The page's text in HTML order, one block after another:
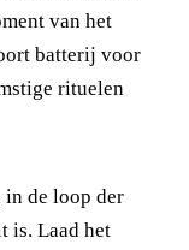
van het
batterij voor
rituelen
de loop der
is. Laad het